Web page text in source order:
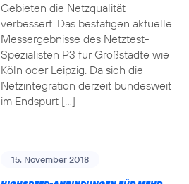
Gebieten die Netzqualität
verbessert. Das bestätigen aktuelle
Messergebnisse des Netztest-
Spezialisten P3 für Großstädte wie
Köln oder Leipzig. Da sich die
Netzintegration derzeit bundesweit
im Endspurt […]
15. November 2018